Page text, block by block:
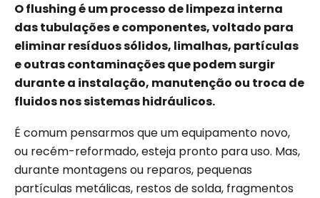
O flushing é um processo de limpeza interna
das tubulações e componentes, voltado para
eliminar resíduos sólidos, limalhas, partículas
e outras contaminações que podem surgir
durante a instalação, manutenção ou troca de
fluidos nos sistemas hidráulicos.
É comum pensarmos que um equipamento novo,
ou recém-reformado, esteja pronto para uso. Mas,
durante montagens ou reparos, pequenas
partículas metálicas, restos de solda, fragmentos